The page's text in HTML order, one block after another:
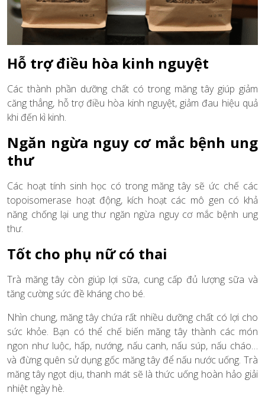
Hỗ trợ điều hòa kinh nguyệt
Các thành phần dưỡng chất có trong măng tây giúp giảm
căng thẳng, hỗ trợ điều hòa kinh nguyệt, giảm đau hiệu quả
khi đến kì kinh.
Ngăn ngừa nguy cơ mắc bệnh ung
thư
Các hoạt tính sinh học có trong măng tây sẽ ức chế các
topoisomerase hoạt động, kích hoạt các mô gen có khả
năng chống lại ung thư ngăn ngừa nguy cơ mắc bệnh ung
thư.
Tốt cho phụ nữ có thai
Trà măng tây còn giúp lợi sữa, cung cấp đủ lượng sữa và
tăng cường sức đề kháng cho bé.
Nhìn chung, măng tây chứa rất nhiều dưỡng chất có lợi cho
sức khỏe. Bạn có thể chế biến măng tây thành các món
ngon như luộc, hấp, nướng, nấu canh, nấu súp, nấu cháo…
và đừng quên sử dụng gốc măng tây để nấu nước uống. Trà
măng tây ngọt dịu, thanh mát sẽ là thức uống hoàn hảo giải
nhiệt ngày hè.